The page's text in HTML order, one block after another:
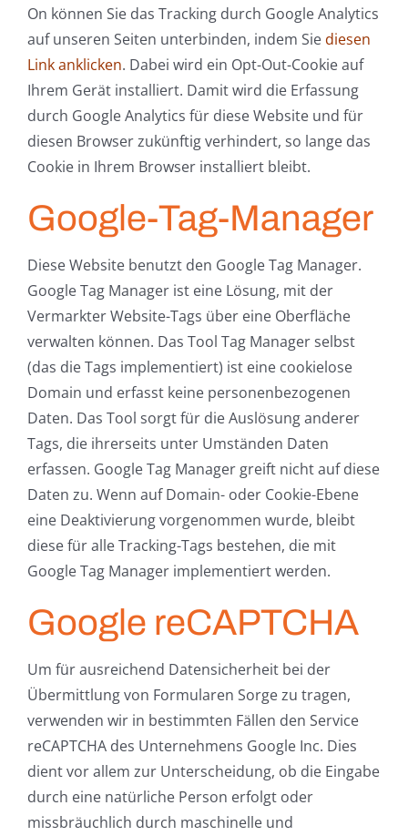
On können Sie das Tracking durch Google Analytics
auf unseren Seiten unterbinden, indem Siediesen
Link anklicken. Dabei wird ein Opt-Out-Cookie auf
Ihrem Gerät installiert. Damit wird die Erfassung
durch Google Analytics für diese Website und für
diesen Browser zukünftig verhindert, so lange das
Cookie in Ihrem Browser installiert bleibt.
Google-Tag-Manager
Diese Website benutzt den Google Tag Manager.
Google Tag Manager ist eine Lösung, mit der
Vermarkter Website-Tags über eine Oberfläche
verwalten können. Das Tool Tag Manager selbst
(das die Tags implementiert) ist eine cookielose
Domain und erfasst keine personenbezogenen
Daten. Das Tool sorgt für die Auslösung anderer
Tags, die ihrerseits unter Umständen Daten
erfassen. Google Tag Manager greift nicht auf diese
Daten zu. Wenn auf Domain- oder Cookie-Ebene
eine Deaktivierung vorgenommen wurde, bleibt
diese für alle Tracking-Tags bestehen, die mit
Google Tag Manager implementiert werden.
Google reCAPTCHA
Um für ausreichend Datensicherheit bei der
Übermittlung von Formularen Sorge zu tragen,
verwenden wir in bestimmten Fällen den Service
reCAPTCHA des Unternehmens Google Inc. Dies
dient vor allem zur Unterscheidung, ob die Eingabe
durch eine natürliche Person erfolgt oder
missbräuchlich durch maschinelle und